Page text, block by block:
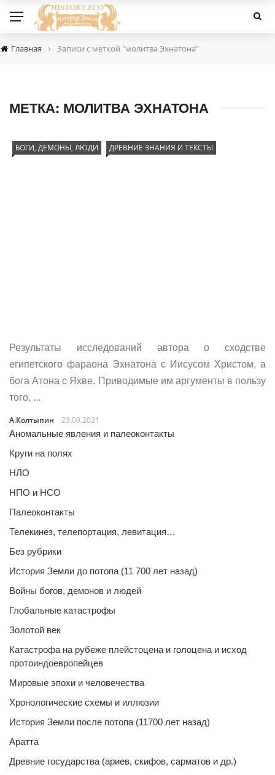
Главная › Записи с меткой "молитва Эхнатона"
МЕТКА: МОЛИТВА ЭХНАТОНА
БОГИ, ДЕМОНЫ, ЛЮДИ ДРЕВНИЕ ЗНАНИЯ И ТЕКСТЫ
Результаты исследований автора о сходстве
египетского фараона Эхнатона с Иисусом Христом, а
бога Атона с Яхве. Приводимые им аргументы в пользу
того, ...
А.Колтыпин
23.09.2021
Аномальные явления и палеоконтакты
Круги на полях
НЛО
НПО и НСО
Палеоконтакты
Телекинез, телепортация, левитация…
Без рубрики
История Земли до потопа (11 700 лет назад)
Войны богов, демонов и людей
Глобальные катастрофы
Золотой век
Катастрофа на рубеже плейстоцена и голоцена и исход
протоиндоевропейцев
Мировые эпохи и человечества
Хронологические схемы и иллюзии
История Земли после потопа (11700 лет назад)
Аратта
Древние государства (ариев, скифов, сарматов и др.)